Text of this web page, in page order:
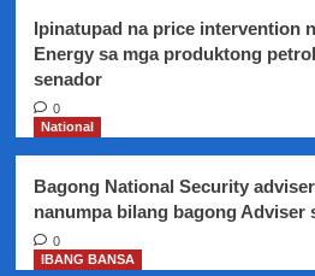
images
kaugnay
MMDA
Chairman
Tolentino
Ipinatupad na price intervention
Energy sa mga produktong
senador
0
National
Bagong National Security
nanumpa bilang bagong Adviser
0
IBANG BANSA